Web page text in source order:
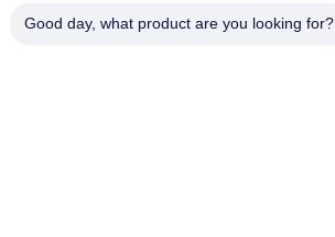
Good day, what product are you looking for?